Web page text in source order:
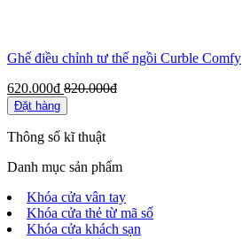
Ghế điều chỉnh tư thế ngồi Curble Comfy
620.000đ 820.000đ
Đặt hàng
Thông số kĩ thuật
Danh mục sản phẩm
Khóa cửa vân tay
Khóa cửa thẻ từ mã số
Khóa cửa khách sạn